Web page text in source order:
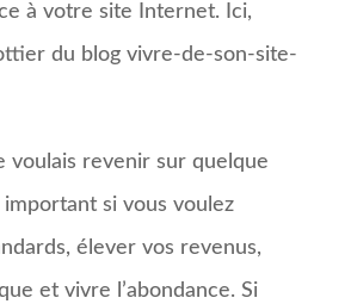
à votre site Internet. Ici,
du blog vivre-de-son-site-
voulais revenir sur quelque
si vous voulez
élever vos revenus,
et vivre l’abondance. Si